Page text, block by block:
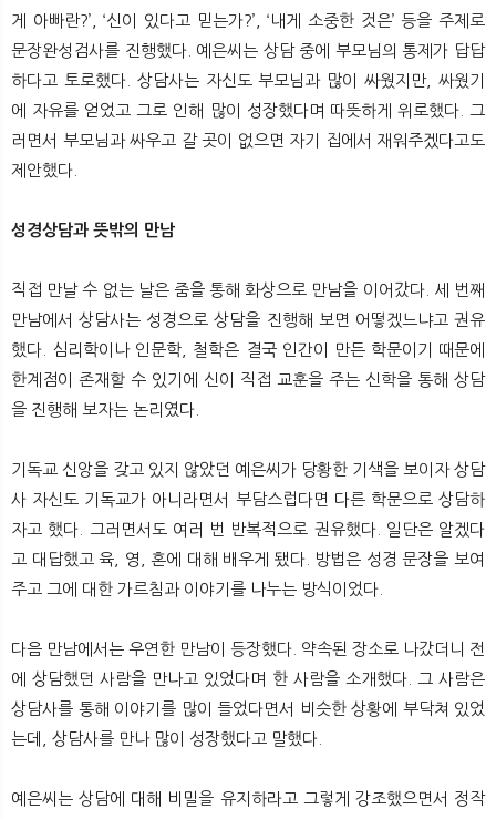
게 아빠란?’, ‘신이 있다고 믿는가?’, ‘내게 소중한 것은’ 등을 주제로
문장완성검사를 진행했다. 예은씨는 상담 중에 부모님의 통제가 답답
하다고 토로했다. 상담사는 자신도 부모님과 많이 싸웠지만, 싸웠기
에 자유를 얻었고 그로 인해 많이 성장했다며 따뜻하게 위로했다. 그
러면서 부모님과 싸우고 갈 곳이 없으면 자기 집에서 재워주겠다고도
제안했다.
성경상담과 뜻밖의 만남
직접 만날 수 없는 날은 줌을 통해 화상으로 만남을 이어갔다. 세 번째
만남에서 상담사는 성경으로 상담을 진행해 보면 어떻겠느냐고 권유
했다. 심리학이나 인문학, 철학은 결국 인간이 만든 학문이기 때문에
한계점이 존재할 수 있기에 신이 직접 교훈을 주는 신학을 통해 상담
을 진행해 보자는 논리였다.
기독교 신앙을 갖고 있지 않았던 예은씨가 당황한 기색을 보이자 상담
사 자신도 기독교가 아니라면서 부담스럽다면 다른 학문으로 상담하
자고 했다. 그러면서도 여러 번 반복적으로 권유했다. 일단은 알겠다
고 대답했고 육, 영, 혼에 대해 배우게 됐다. 방법은 성경 문장을 보여
주고 그에 대한 가르침과 이야기를 나누는 방식이었다.
다음 만남에서는 우연한 만남이 등장했다. 약속된 장소로 나갔더니 전
에 상담했던 사람을 만나고 있었다며 한 사람을 소개했다. 그 사람은
상담사를 통해 이야기를 많이 들었다면서 비슷한 상황에 부닥쳐 있었
는데, 상담사를 만나 많이 성장했다고 말했다.
예은씨는 상담에 대해 비밀을 유지하라고 그렇게 강조했으면서 정작